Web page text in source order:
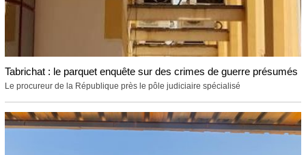
Tabrichat : le parquet enquête sur des crimes de guerre présumés
Le procureur de la République près le pôle judiciaire spécialisé